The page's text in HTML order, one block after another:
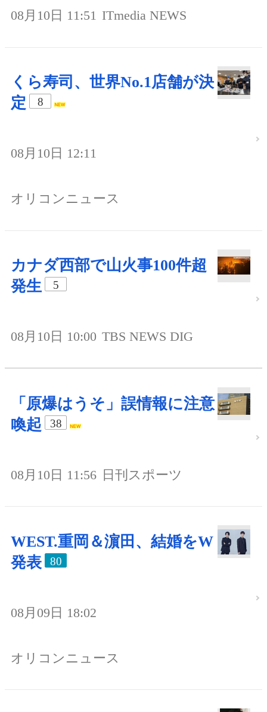
08月10日 11:51 ITmedia NEWS
くら寿司、世界No.1店舗が決
定
8
08月10日 12:11
オリコンニュース
カナダ西部で山火事100件超
発生
5
08月10日 10:00 TBS NEWS DIG
「原爆はうそ」誤情報に注意
喚起
38
08月10日 11:56 日刊スポーツ
WEST.重岡＆濵田、結婚をW
発表
80
08月09日 18:02
オリコンニュース